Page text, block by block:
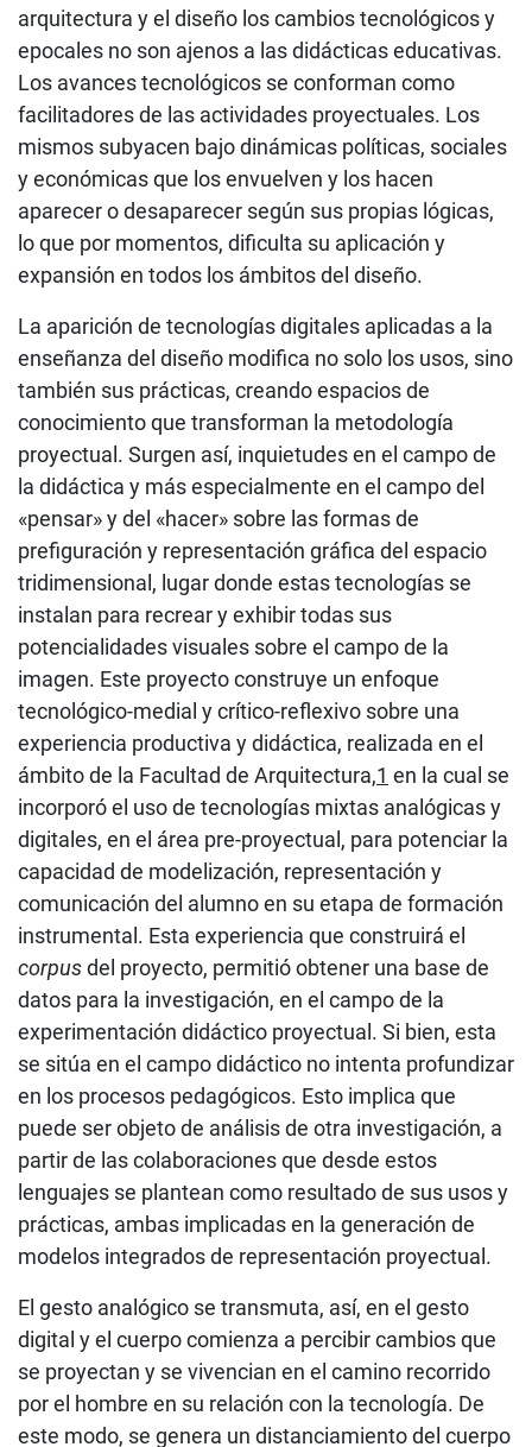
arquitectura y el diseño los cambios tecnológicos y
epocales no son ajenos a las didácticas educativas.
Los avances tecnológicos se conforman como
facilitadores de las actividades proyectuales. Los
mismos subyacen bajo dinámicas políticas, sociales
y económicas que los envuelven y los hacen
aparecer o desaparecer según sus propias lógicas,
lo que por momentos, dificulta su aplicación y
expansión en todos los ámbitos del diseño.
La aparición de tecnologías digitales aplicadas a la
enseñanza del diseño modifica no solo los usos, sino
también sus prácticas, creando espacios de
conocimiento que transforman la metodología
proyectual. Surgen así, inquietudes en el campo de
la didáctica y más especialmente en el campo del
«pensar» y del «hacer» sobre las formas de
prefiguración y representación gráfica del espacio
tridimensional, lugar donde estas tecnologías se
instalan para recrear y exhibir todas sus
potencialidades visuales sobre el campo de la
imagen. Este proyecto construye un enfoque
tecnológico-medial y crítico-reflexivo sobre una
experiencia productiva y didáctica, realizada en el
ámbito de la Facultad de Arquitectura,1 en la cual se
incorporó el uso de tecnologías mixtas analógicas y
digitales, en el área pre-proyectual, para potenciar la
capacidad de modelización, representación y
comunicación del alumno en su etapa de formación
instrumental. Esta experiencia que construirá el
corpusdel proyecto, permitió obtener una base de
datos para la investigación, en el campo de la
experimentación didáctico proyectual. Si bien, esta
se sitúa en el campo didáctico no intenta profundizar
en los procesos pedagógicos. Esto implica que
puede ser objeto de análisis de otra investigación, a
partir de las colaboraciones que desde estos
lenguajes se plantean como resultado de sus usos y
prácticas, ambas implicadas en la generación de
modelos integrados de representación proyectual.
El gesto analógico se transmuta, así, en el gesto
digital y el cuerpo comienza a percibir cambios que
se proyectan y se vivencian en el camino recorrido
por el hombre en su relación con la tecnología. De
este modo, se genera un distanciamiento del cuerpo